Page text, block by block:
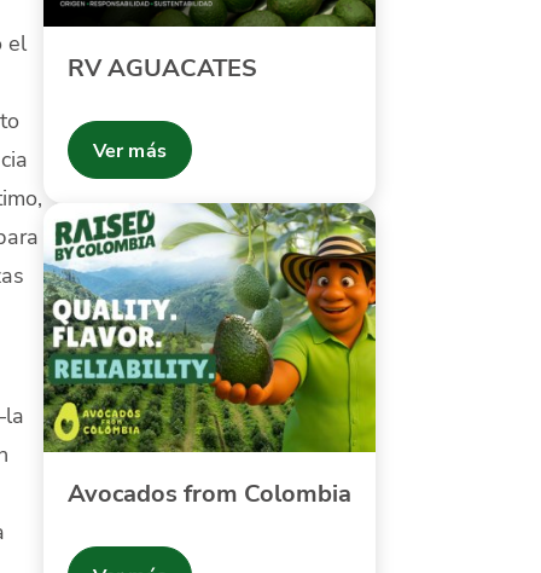
el
RV AGUACATES
Ver más
Avocados from Colombia